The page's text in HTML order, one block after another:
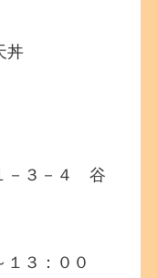
丼
－３－４ 谷
３：００